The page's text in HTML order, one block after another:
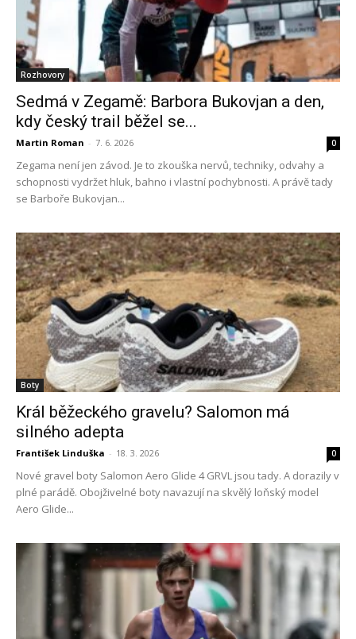
Rozhovory
Sedmá v Zegamě: Barbora Bukovjan a den,
kdy český trail běžel se...
Martin Roman - 7. 6. 2026 0
Zegama není jen závod. Je to zkouška nervů, techniky, odvahy a
schopnosti vydržet hluk, bahno i vlastní pochybnosti. A právě tady
se Barboře Bukovjan...
Boty
Král běžeckého gravelu? Salomon má
silného adepta
František Linduška - 18. 3. 2026 0
Nové gravel boty Salomon Aero Glide 4 GRVL jsou tady. A dorazily v
plné parádě. Obojživelné boty navazují na skvělý loňský model
Aero Glide...